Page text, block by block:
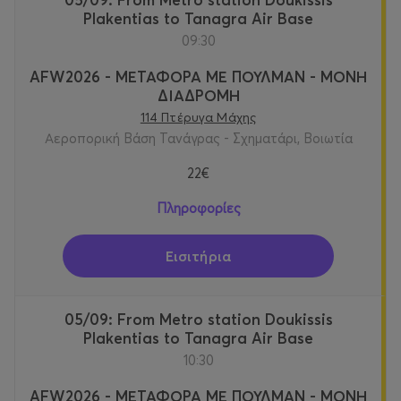
Plakentias to Tanagra Air Base
09:30
AFW2026 - ΜΕΤΑΦΟΡΑ ΜΕ ΠΟΥΛΜΑΝ - ΜΟΝΗ
ΔΙΑΔΡΟΜΗ
114 Πτέρυγα Μάχης
Αεροπορική Βάση Τανάγρας - Σχηματάρι, Βοιωτία
22€
Πληροφορίες
Εισιτήρια
05/09: From Metro station Doukissis
Plakentias to Tanagra Air Base
10:30
AFW2026 - ΜΕΤΑΦΟΡΑ ΜΕ ΠΟΥΛΜΑΝ - ΜΟΝΗ